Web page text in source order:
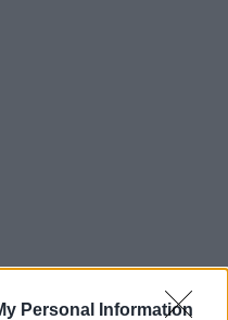
Personal Information